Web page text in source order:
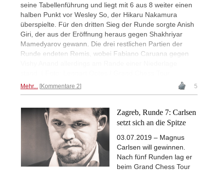
seine Tabellenführung und liegt mit 6 aus 8 weiter einen
halben Punkt vor Wesley So, der Hikaru Nakamura
überspielte. Für den dritten Sieg der Runde sorgte Anish
Giri, der aus der Eröffnung heraus gegen Shakhriyar
Mamedyarov gewann. Die drei restlichen Partien der
Runde endeten Remis, wobei Fabiano Caruana gegen
Mehr... Kommentare 2 5
Zagreb, Runde 7: Carlsen
setzt sich an die Spitze
03.07.2019 – Magnus
Carlsen will gewinnen.
Nach fünf Runden lag er
beim Grand Chess Tour